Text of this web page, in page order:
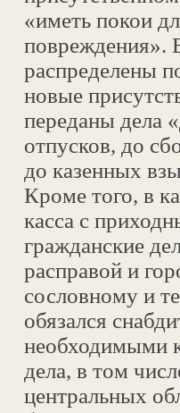
«иметь покои
повреждения».
распределены
новые
переданы дела
отпусков, до
до казенных
Кроме того, в
касса с
гражданские
расправой и
сословному и
обязался
необходимыми
дела, в том
центральных